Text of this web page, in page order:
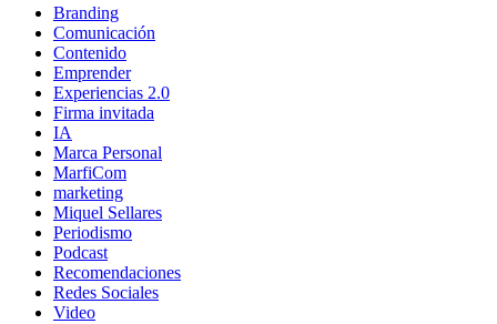
Branding
Comunicación
Contenido
Emprender
Experiencias 2.0
Firma invitada
IA
Marca Personal
MarfiCom
marketing
Miquel Sellares
Periodismo
Podcast
Recomendaciones
Redes Sociales
Video